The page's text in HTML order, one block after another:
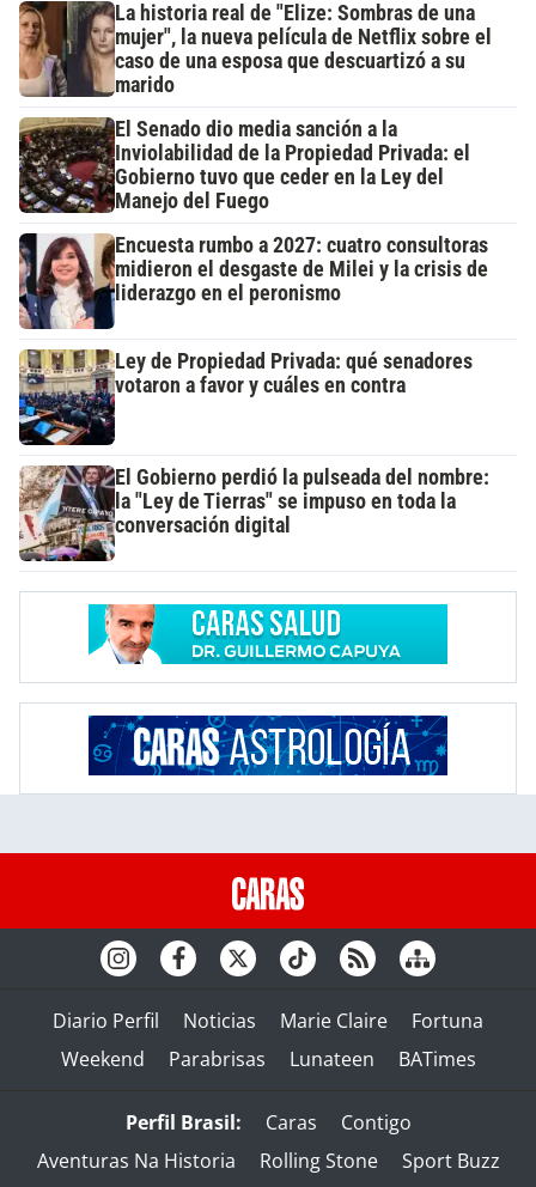
La historia real de "Elize: Sombras de una
mujer", la nueva película de Netflix sobre el
caso de una esposa que descuartizó a su
marido
El Senado dio media sanción a la
Inviolabilidad de la Propiedad Privada: el
Gobierno tuvo que ceder en la Ley del
Manejo del Fuego
Encuesta rumbo a 2027: cuatro consultoras
midieron el desgaste de Milei y la crisis de
liderazgo en el peronismo
Ley de Propiedad Privada: qué senadores
votaron a favor y cuáles en contra
El Gobierno perdió la pulseada del nombre:
la "Ley de Tierras" se impuso en toda la
conversación digital
Diario Perfil Noticias Marie Claire
Fortuna
Weekend
Parabrisas Lunateen BATimes
Perfil Brasil: Caras
Contigo
Aventuras Na Historia
Rolling Stone
Sport Buzz